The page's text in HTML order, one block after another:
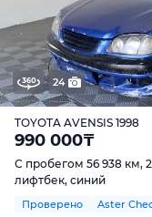
24
TOYOTA AVENSIS 1998
990 000₸
С пробегом 56 938 км,
лифтбек, синий
Проверено Aster